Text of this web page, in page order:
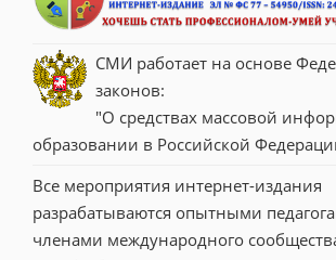
СМИ работает на основе
законов:
"О средствах массовой
образовании в Российской
Все мероприятия интернет-издания
разрабатываются опытными
членами международного